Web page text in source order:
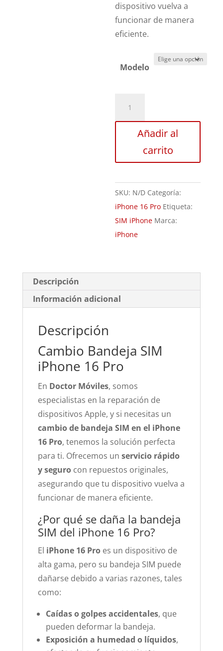
dispositivo vuelva a
funcionar de manera
eficiente.
Modelo
cantidad
Añadir al
carrito
SKU: N/D Categoría:
iPhone 16 Pro Etiqueta:
SIM iPhone Marca:
iPhone
Descripción
Información adicional
Descripción
Cambio Bandeja SIM
iPhone 16 Pro
En Doctor Móviles, somos
especialistas en la reparación de
dispositivos Apple, y si necesitas un
cambio de bandeja SIM en el iPhone
16 Pro, tenemos la solución perfecta
para ti. Ofrecemos un servicio rápido
y segurocon repuestos originales,
asegurando que tu dispositivo vuelva a
funcionar de manera eficiente.
¿Por qué se daña la bandeja
SIM del iPhone 16 Pro?
El iPhone 16 Proes un dispositivo de
alta gama, pero su bandeja SIM puede
dañarse debido a varias razones, tales
como:
Caídas o golpes accidentales, que
pueden deformar la bandeja.
Exposición a humedad o líquidos,